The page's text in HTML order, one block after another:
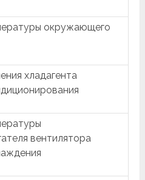
окружающего
хладагента
вентилятора